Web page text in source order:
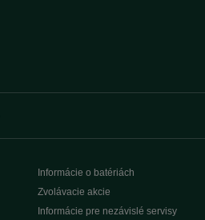
Informácie o batériách
Zvolávacie akcie
Informácie pre nezávislé servisy